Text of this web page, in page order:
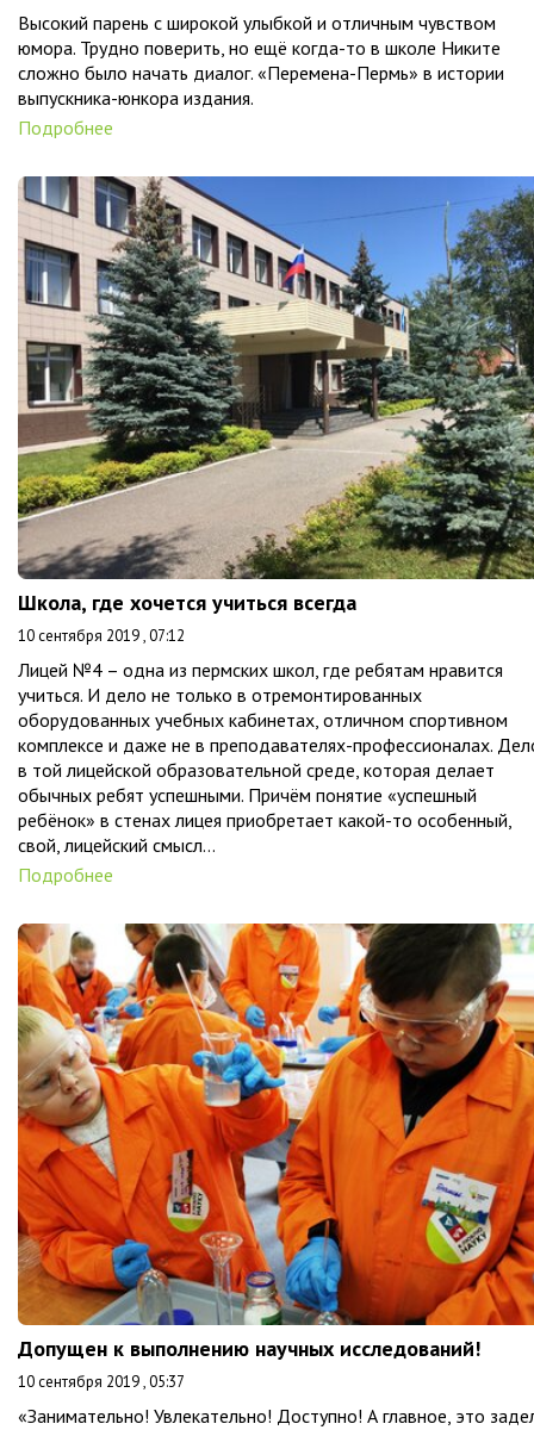
Высокий парень с широкой улыбкой и отличным чувством
юмора. Трудно поверить, но ещё когда-то в школе Никите
сложно было начать диалог. «Перемена-Пермь» в истории
выпускника-юнкора издания.
Подробнее
Школа, где хочется учиться всегда
10 сентября 2019 , 07:12
Лицей №4 – одна из пермских школ, где ребятам нравится
учиться. И дело не только в отремонтированных
оборудованных учебных кабинетах, отличном спортивном
комплексе и даже не в преподавателях-профессионалах.
в той лицейской образовательной среде, которая делает
обычных ребят успешными. Причём понятие «успешный
ребёнок» в стенах лицея приобретает какой-то особенный,
свой, лицейский смысл…
Подробнее
Допущен к выполнению научных исследований!
10 сентября 2019 , 05:37
«Занимательно! Увлекательно! Доступно! А главное, это